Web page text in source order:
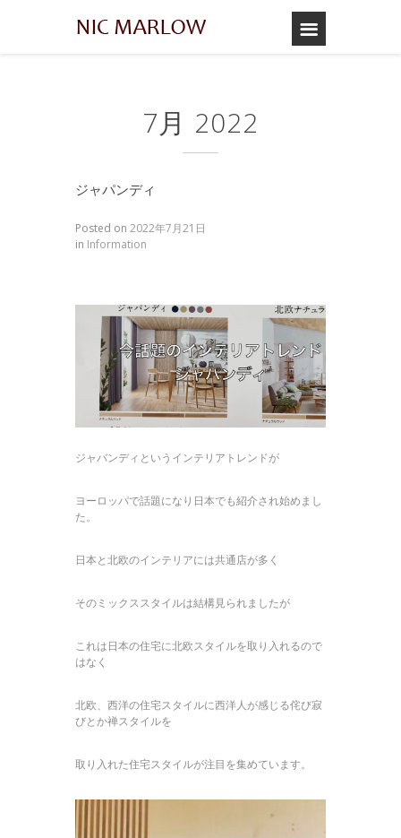
7月 2022
ジャパンディ
Posted on 2022年7月21日
in Information
ジャバンディというインテリアトレンドが
ヨーロッパで話題になり日本でも紹介され始めまし
た。
日本と北欧のインテリアには共通店が多く
そのミックススタイルは結構見られましたが
これは日本の住宅に北欧スタイルを取り入れるので
はなく
北欧、西洋の住宅スタイルに西洋人が感じる侘び寂
びとか禅スタイルを
取り入れた住宅スタイルが注目を集めています。